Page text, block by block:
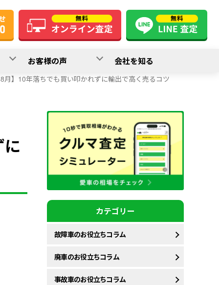
お客様の声 会社を知る
月】10年落ちでも買い叩かれずに輸出で高く売るコツ
カテゴリー
故障車のお役立ちコラム
廃車のお役立ちコラム
事故車のお役立ちコラム